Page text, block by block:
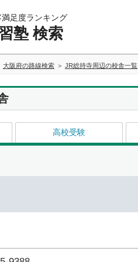
足度ランキング
塾 検索
大阪府の路線検索 JR総持寺周辺の校舎一覧
高校受験